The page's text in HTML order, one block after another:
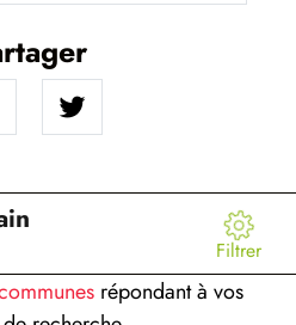
Filtrer
répondant à vos